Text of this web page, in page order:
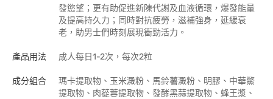
發慾望；更有助促進新陳代謝及血液循環，爆發能量
及提高持久力；同時對抗疲勞，滋補強身，延緩衰
老，助男士們時刻展現衝勁活力。
產品用法 成人每日1-2次，每次2粒
成分組合
瑪卡提取物、玉米澱粉、馬鈴薯澱粉、明膠、中華鱉
提取物、肉蓯蓉提取物、發酵黑蒜提取物、蜂王漿、